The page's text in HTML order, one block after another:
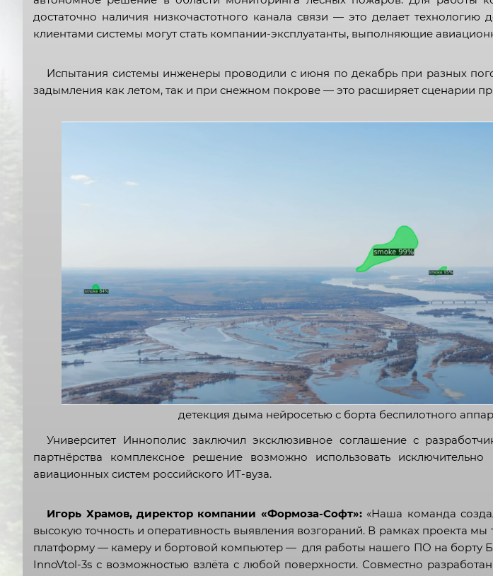
достаточно наличия низкочастотного канала связи — это делает
клиентами системы могут стать компании-эксплуатанты, выполняющие
Испытания системы инженеры проводили с июня по декабрь при разных
задымления как летом, так и при снежном покрове — это расширяет сценарии
детекция дыма нейросетью с борта беспилотного
Университет Иннополис заключил эксклюзивное соглашение с
партнёрства комплексное решение возможно использовать
авиационных систем российского ИТ-вуза.
Игорь Храмов, директор компании «Формоза-Софт»:«Наша команда
высокую точность и оперативность выявления возгораний. В рамках проекта
платформу — камеру и бортовой компьютер — для работы нашего ПО на
InnoVtol-3s с возможностью взлёта с любой поверхности. Совместно
Республика
Кабардино-
Республика
Карачаево-
Республика Марий
Республика
Республика Саха
Республика
— Алания
Республика
Республика Тыва
Удмуртская
Чеченская
Алтайский край
Забайкальский
Камчатский край